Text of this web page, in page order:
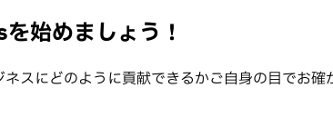
始めましょう！
スにどのように貢献できるかご自身の目でお